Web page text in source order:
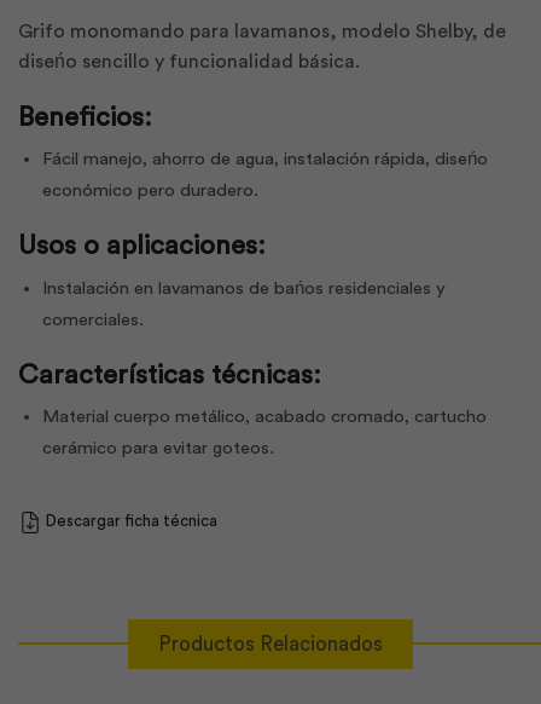
Grifo monomando para lavamanos, modelo Shelby, de
diseńo sencillo y funcionalidad básica.
Beneficios:
Fácil manejo, ahorro de agua, instalación rápida, diseńo
económico pero duradero.
Usos o aplicaciones:
Instalación en lavamanos de bańos residenciales y
comerciales.
Características técnicas:
Material cuerpo metálico, acabado cromado, cartucho
cerámico para evitar goteos.
Descargar ficha técnica
Productos Relacionados